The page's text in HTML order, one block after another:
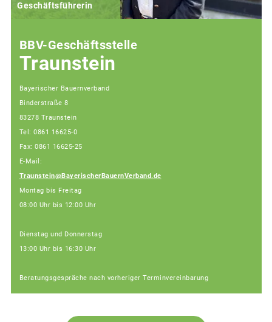
Geschäftsführerin
BBV-Geschäftsstelle
Traunstein
Bayerischer Bauernverband
Binderstraße 8
83278 Traunstein
Tel: 0861 16625-0
Fax: 0861 16625-25
E-Mail:
Traunstein@BayerischerBauernVerband.de
Montag bis Freitag
08:00 Uhr bis 12:00 Uhr
Dienstag und Donnerstag
13:00 Uhr bis 16:30 Uhr
Beratungsgespräche nach vorheriger Terminvereinbarung